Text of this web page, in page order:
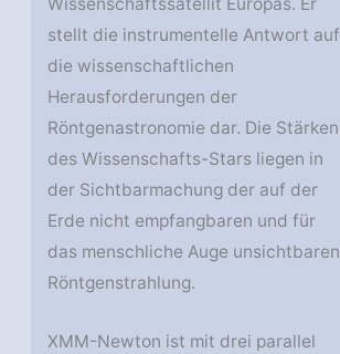
stellt die instrumentelle Antwort auf
die wissenschaftlichen
Herausforderungen der
Röntgenastronomie dar. Die Stärken
des Wissenschafts-Stars liegen in
der Sichtbarmachung der auf der
Erde nicht empfangbaren und für
das menschliche Auge unsichtbaren
Röntgenstrahlung.
XMM-Newton ist mit drei parallel